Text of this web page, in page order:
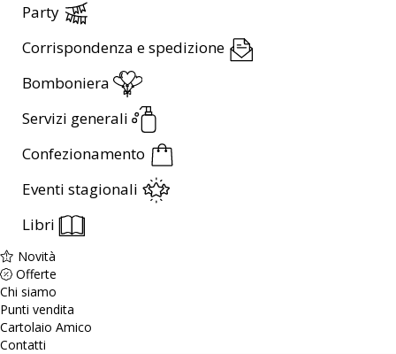
Party
Corrispondenza e spedizione
Bomboniera
Servizi generali
Confezionamento
Eventi stagionali
Libri
Novità
Offerte
Chi siamo
Punti vendita
Cartolaio Amico
Contatti